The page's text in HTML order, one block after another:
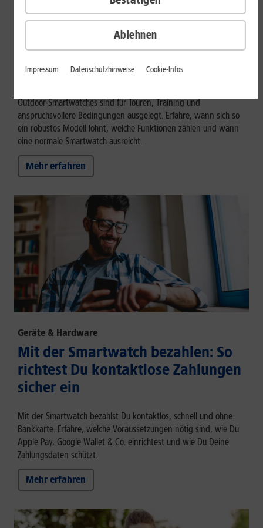
Outdoor-Smartwatch: Für wen
eignen sich die robusten Modelle?
Outdoor-Smartwatches sind für Touren, Training und
anspruchsvollere Bedingungen ausgelegt. Erfahre, wann sich so
ein robustes Modell lohnt, welche Funktionen zählen und wann
eine normale Smartwatch ausreicht.
Mehr erfahren
Geräte & Hardware
Mit der Smartwatch bezahlen: So
richtest Du kontaktlose Zahlungen
sicher ein
Mit der Smartwatch bezahlst Du kontaktlos, schnell und ohne
Bankkarte. Erfahre, welche Voraussetzungen nötig sind, wie Du
Apple Pay, Google Wallet & Co. einrichtest und wie Du Deine
Zahlungsdaten schützt.
Mehr erfahren
Ablehnen
Impressum Datenschutzhinweise Cookie-Infos